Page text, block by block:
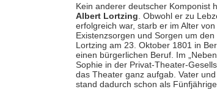
Kein anderer deutscher Komponist
Albert Lortzing . Obwohl er zu
erfolgreich war, starb er im Alter
Existenzsorgen und Sorgen um
Lortzing am 23. Oktober 1801 in
einen bürgerlichen Beruf. Im
Sophie in der Privat-Theater-
das Theater ganz aufgab. Vater
stand dadurch schon als